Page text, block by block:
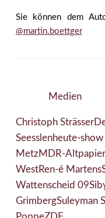
Sie können dem
@martin.boettger
Medien
Christoph Strässer
Seesslenheute-show
MetzMDR-Altpapier
WestRen-é Martens
Wattenscheid 09
GrimbergSuleyman